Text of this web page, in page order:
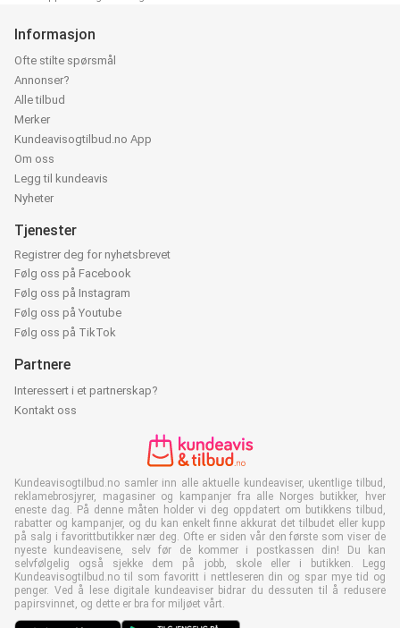
Informasjon
Ofte stilte spørsmål
Annonser?
Alle tilbud
Merker
Kundeavisogtilbud.no App
Om oss
Legg til kundeavis
Nyheter
Tjenester
Registrer deg for nyhetsbrevet
Følg oss på Facebook
Følg oss på Instagram
Følg oss på Youtube
Følg oss på TikTok
Partnere
Interessert i et partnerskap?
Kontakt oss
Kundeavisogtilbud.no samler inn alle aktuelle kundeaviser, ukentlige tilbud,
reklamebrosjyrer, magasiner og kampanjer fra alle Norges butikker, hver
eneste dag. På denne måten holder vi deg oppdatert om butikkens tilbud,
rabatter og kampanjer, og du kan enkelt finne akkurat det tilbudet eller kupp
på salg i favorittbutikker nær deg. Ofte er siden vår den første som viser de
nyeste kundeavisene, selv før de kommer i postkassen din! Du kan
selvfølgelig også sjekke dem på jobb, skole eller i butikken. Legg
Kundeavisogtilbud.no til som favoritt i nettleseren din og spar mye tid og
penger. Ved å lese digitale kundeaviser bidrar du dessuten til å redusere
papirsvinnet, og dette er bra for miljøet vårt.